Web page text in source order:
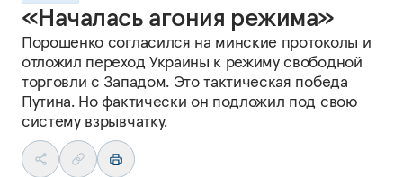
«Началась агония режима»
Порошенко согласился на минские протоколы и
отложил переход Украины к режиму свободной
торговли с Западом. Это тактическая победа
Путина. Но фактически он подложил под свою
систему взрывчатку.